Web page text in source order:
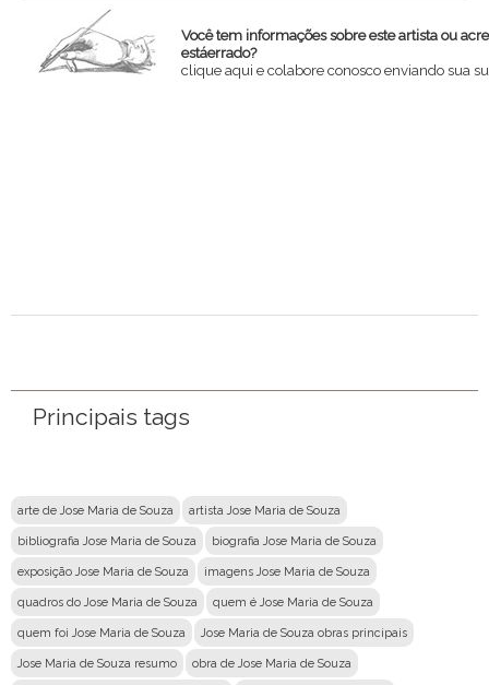
Você tem informações sobre este artista ou
estáerrado?
clique aqui e colabore conosco enviando sua
Principais tags
arte de Jose Maria de Souza artista Jose Maria de Souza
bibliografia Jose Maria de Souza biografia Jose Maria de Souza
exposição Jose Maria de Souza imagens Jose Maria de Souza
quadros do Jose Maria de Souza quem é Jose Maria de Souza
quem foi Jose Maria de Souza Jose Maria de Souza obras principais
Jose Maria de Souza resumo obra de Jose Maria de Souza